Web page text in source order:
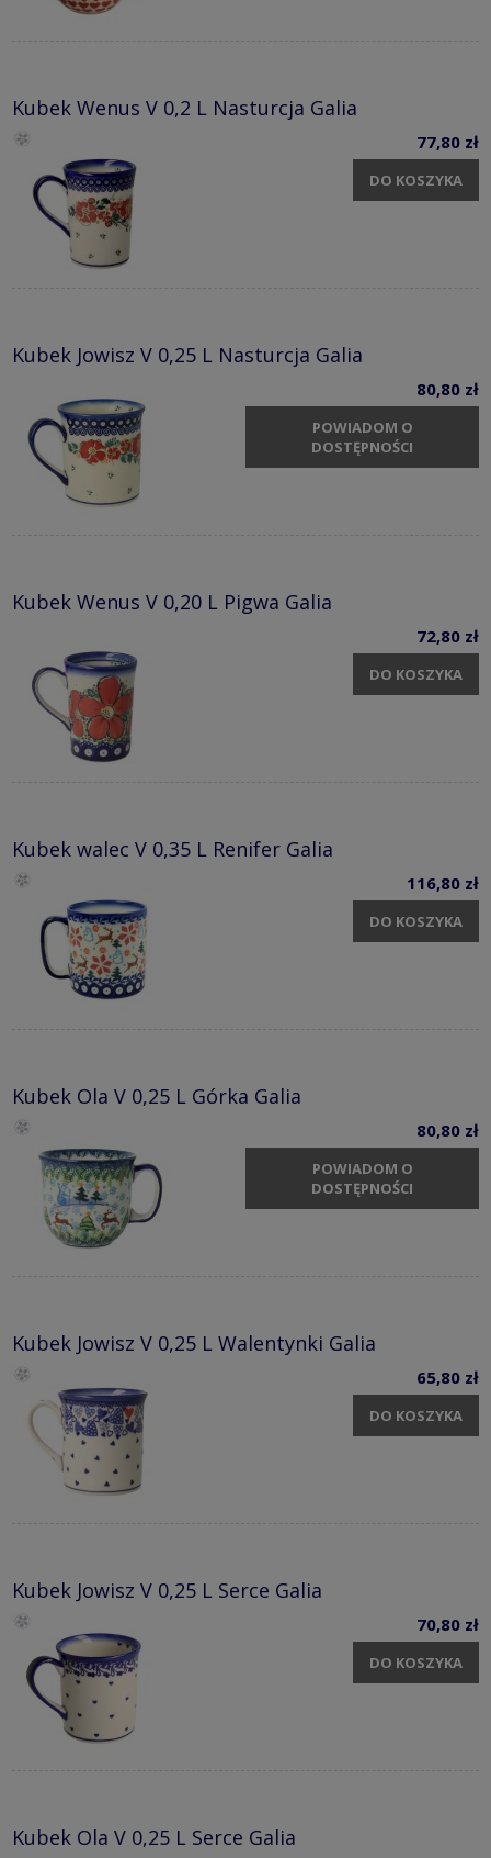
Kubek Wenus V 0,2 L Nasturcja Galia
77,80 zł
DO KOSZYKA
Kubek Jowisz V 0,25 L Nasturcja Galia
80,80 zł
POWIADOM O
DOSTĘPNOŚCI
Kubek Wenus V 0,20 L Pigwa Galia
72,80 zł
DO KOSZYKA
Kubek walec V 0,35 L Renifer Galia
116,80 zł
DO KOSZYKA
Kubek Ola V 0,25 L Górka Galia
80,80 zł
POWIADOM O
DOSTĘPNOŚCI
Kubek Jowisz V 0,25 L Walentynki Galia
65,80 zł
DO KOSZYKA
Kubek Jowisz V 0,25 L Serce Galia
70,80 zł
DO KOSZYKA
Kubek Ola V 0,25 L Serce Galia